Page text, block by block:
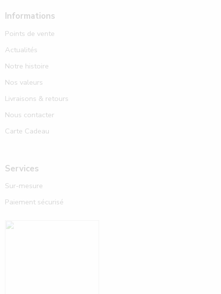
Informations
Points de vente
Actualités
Notre histoire
Nos valeurs
Livraisons & retours
Nous contacter
Carte Cadeau
Services
Sur-mesure
Paiement sécurisé